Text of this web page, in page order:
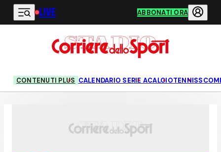
Vai al contenuto principale
LIVE ABBONATI ORA
CONTENUTI PLUS CALENDARIO SERIE ACALCIOTENNIS